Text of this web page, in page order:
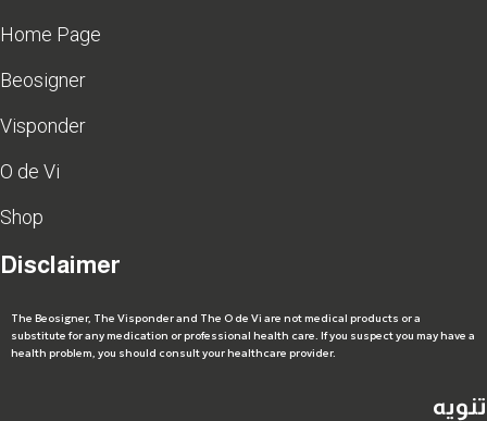
Home Page
Beosigner
Visponder
O de Vi
Shop
Disclaimer
The Beosigner, The Visponder and The O de Vi are not medical products or a
substitute for any medication or professional health care. If you suspect you may have a
health problem, you should consult your healthcare provider.
تنويه